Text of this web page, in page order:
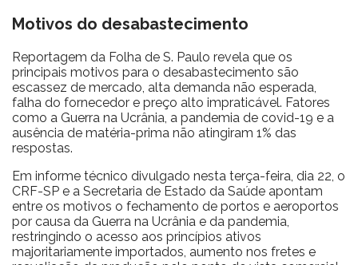
Motivos do desabastecimento
Reportagem da Folha de S. Paulo revela que os
principais motivos para o desabastecimento são
escassez de mercado, alta demanda não esperada,
falha do fornecedor e preço alto impraticável. Fatores
como a Guerra na Ucrânia, a pandemia de covid-19 e a
ausência de matéria-prima não atingiram 1% das
respostas.
Em informe técnico divulgado nesta terça-feira, dia 22, o
CRF-SP e a Secretaria de Estado da Saúde apontam
entre os motivos o fechamento de portos e aeroportos
por causa da Guerra na Ucrânia e da pandemia,
restringindo o acesso aos princípios ativos
majoritariamente importados, aumento nos fretes e